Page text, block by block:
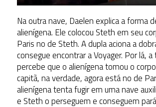
Na outra nave, Daelen explica a forma
alienígena. Ele colocou Steth em seu
Paris no de Steth. A dupla aciona a
consegue encontrar a Voyager. Por lá, a
percebe que o alienígena tomou o
capitã, na verdade, agora está no de
alienígena tenta fugir em uma nave
e Steth o perseguem e conseguem